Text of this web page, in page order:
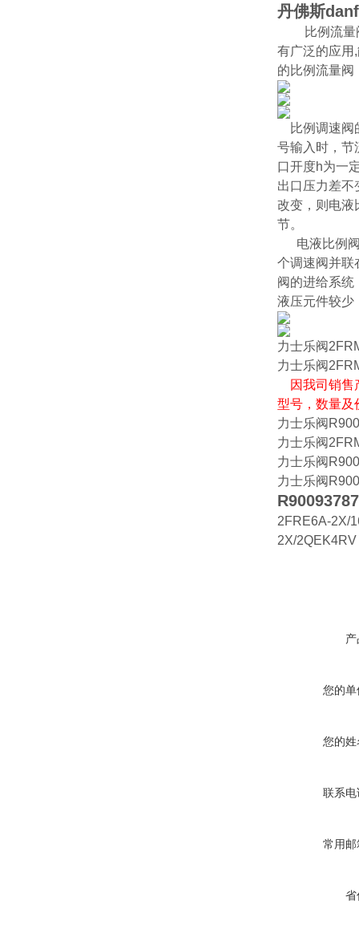
丹佛斯
比例流
有广泛的应用
的比例流量阀
比例调速
号输入时，节
口开度h为一
出口压力差不
改变，则电液
节。
电液比例阀
个调速阀并联
阀的进给系统
液压元件较少
力士乐阀
力士乐阀
因我司销
型号，数量及
力士乐阀
力士乐阀
力士乐阀
力士乐阀
2FRE6A-2X/
2X/
您的
您的
联系
常用
省